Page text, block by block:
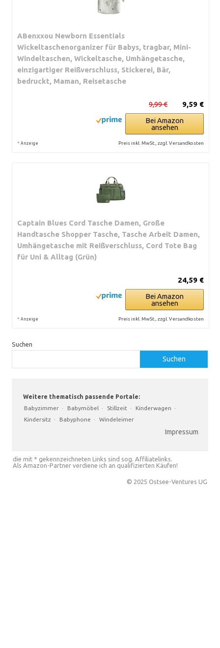
ABenxxou Newborn Essentials
Wickeltaschenorganizer für Babys, tragbar, Mini-
Windeltaschen, Wickeltasche, Umhängetasche,
einzigartiger Reißverschluss, Stickerei, Bär,
bedruckt, Maman, Reisetasche
9,59 €
9,99 €
Bei Amazon
ansehen
* Anzeige Preis inkl. MwSt., zzgl. Versandkosten
Captain Blues Cord Tasche Damen, Große
Handtasche Shopper Tasche, Tasche Arbeit Damen,
Umhängetasche mit Reißverschluss, Cord Tote Bag
für Uni & Alltag (Grün)
24,59 €
Bei Amazon
ansehen
* Anzeige Preis inkl. MwSt., zzgl. Versandkosten
Suchen
Suchen
Weitere thematisch passende Portale:
Babyzimmer · Babymöbel · Stillzeit · Kinderwagen ·
Kindersitz · Babyphone · Windeleimer
Impressum
die mit * gekennzeichneten Links sind sog. Affiliatelinks.
Als Amazon-Partner verdiene ich an qualifizierten Käufen!
© 2025 Ostsee-Ventures UG